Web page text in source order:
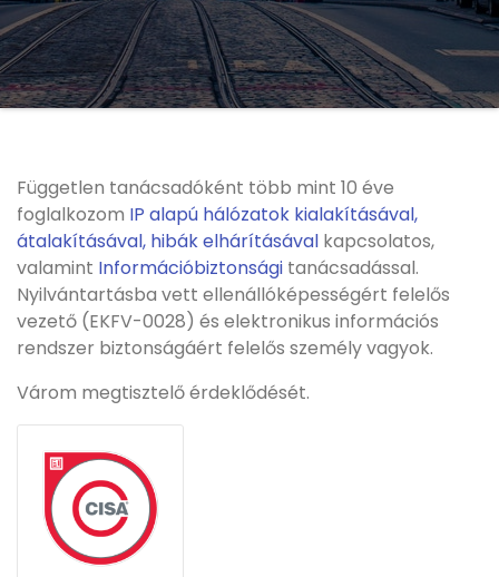
Független tanácsadóként több mint 10 éve
foglalkozom IP alapú hálózatok kialakításával,
átalakításával, hibák elhárításával kapcsolatos,
valamint Információbiztonsági tanácsadással.
Nyilvántartásba vett ellenállóképességért felelős
vezető (EKFV-0028) és elektronikus információs
rendszer biztonságáért felelős személy vagyok.
Várom megtisztelő érdeklődését.